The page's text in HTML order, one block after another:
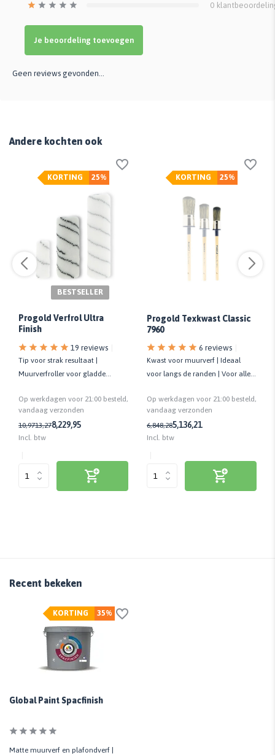
0
Je beoordeling toevoegen
Geen reviews gevonden...
Andere kochten ook
25%
KORTING
BESTSELLER
Progold Verfrol Ultra
Finish
19 reviews
Tip voor strak resultaat |
Muurverfroller voor gladde
Op werkdagen voor 21:00 besteld,
vandaag verzonden
10,9713,278,229,95
Incl. btw
25%
KORTING
Progold Texkwast Classic
7960
6 reviews
Kwast voor muurverf | Ideaal
voor langs de randen | Voor alle
Op werkdagen voor 21:00 besteld,
vandaag verzonden
6,848,285,136,21
Incl. btw
Recent bekeken
35%
KORTING
Global Paint Spacfinish
Matte muurverf en plafondverf |